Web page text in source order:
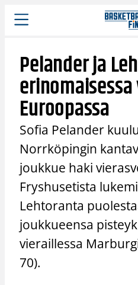
Siirry
sisältöön
Pelander ja
Euroopassa
Sofia Pelander
Norrköpingin
joukkue haki
Fryshusetista
Lehtoranta
joukkueensa
vieraillessa
70).